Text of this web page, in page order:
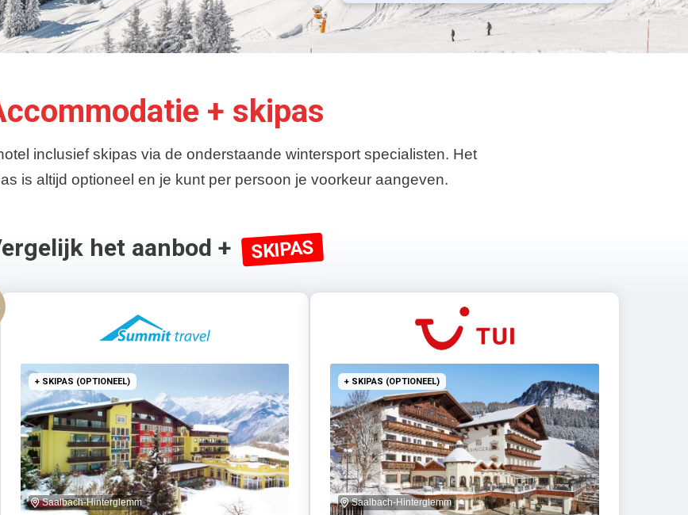
+ skipas
inclusief skipas via de onderstaande wintersport specialisten. Het
is altijd optioneel en je kunt per persoon je voorkeur aangeven.
het aanbod + SKIPAS
Saalbach-Hinterglemm
+ SKIPAS (OPTIONEEL)
Saalbach-Hinterglemm
+ SKIPAS (OPTIONEEL)